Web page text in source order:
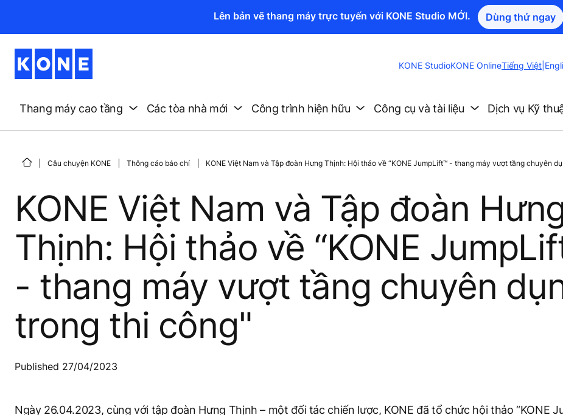
Lên bản vẽ thang máy trực tuyến với KONE Studio MỚI. Dùng thử ngay
KONE StudioKONE OnlineChange
Tiếng Việt
Thang máy cao tầng Các tòa nhà mới Công trình hiện hữu Công cụ và tài liệu Dịch vụ Kỹ
Câu chuyện KONE Thông cáo báo chí KONE Việt Nam và Tập đoàn Hưng Thịnh: Hội thảo về “KONE JumpLift™ - thang máy vượt tầng chuyên
KONE Việt Nam và Tập đoàn
Thịnh: Hội thảo về “KONE
- thang máy vượt tầng chuyên
trong thi công"
Published 27/04/2023
Ngày 26.04.2023, cùng với tập đoàn Hưng Thịnh – một đối tác chiến lược, KONE đã tổ chức hội thảo “KONE